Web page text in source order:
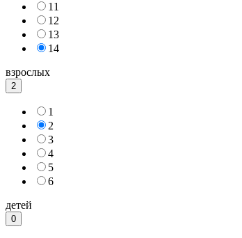
11
12
13
14
взрослых
2
1
2
3
4
5
6
детей
0